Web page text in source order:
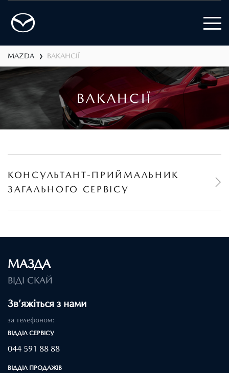
MAZDA ❯ ВАКАНСІЇ
ВАКАНСІЇ
КОНСУЛЬТАНТ-ПРИЙМАЛЬНИК
ЗАГАЛЬНОГО СЕРВІСУ
МАЗДА
ВІДІ СКАЙ
Зв’яжіться з нами
за телефоном:
ВІДДІЛ CЕРВІСУ
044 591 88 88
ВІДДІЛ ПРОДАЖІВ